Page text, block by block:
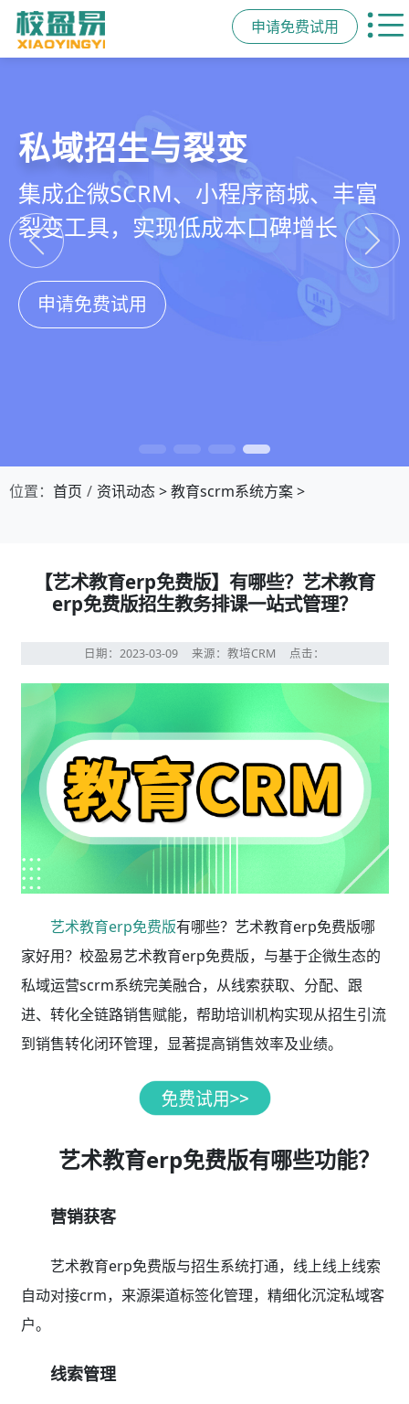
申请免费试用
教培行业CRM
以学员为中心，打通从引流、转化、
教学到复购转介绍的全生命周期增长
引擎
申请免费试用
智能销售漏斗
线索自动分配、标准化跟单、试听转
化分析，打造高绩效招生团队
申请免费试用
精细化客户运营
360°学员画像、自动化服务流程、智
能续费预警，深度挖掘学员长期价值
申请免费试用
私域招生与裂变
集成企微SCRM、小程序商城、丰富
裂变工具，实现低成本口碑增长
申请免费试用
位置： 首页 资讯动态>教育scrm系统方案>
【艺术教育erp免费版】有哪些？艺术教育
erp免费版招生教务排课一站式管理？
日期：2023-03-09 来源：教培CRM 点击：
艺术教育erp免费版有哪些？艺术教育erp免费版哪
家好用？校盈易艺术教育erp免费版，与基于企微生态的
私域运营scrm系统完美融合，从线索获取、分配、跟
进、转化全链路销售赋能，帮助培训机构实现从招生引流
到销售转化闭环管理，显著提高销售效率及业绩。
艺术教育erp免费版有哪些功能？
营销获客
艺术教育erp免费版与招生系统打通，线上线上线索
自动对接crm，来源渠道标签化管理，精细化沉淀私域客
户。
线索管理